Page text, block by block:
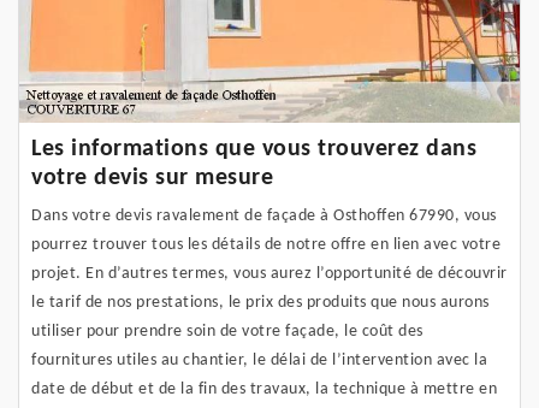
Les informations que vous trouverez dans
votre devis sur mesure
Dans votre devis ravalement de façade à Osthoffen 67990, vous
pourrez trouver tous les détails de notre offre en lien avec votre
projet. En d’autres termes, vous aurez l’opportunité de découvrir
le tarif de nos prestations, le prix des produits que nous aurons
utiliser pour prendre soin de votre façade, le coût des
fournitures utiles au chantier, le délai de l’intervention avec la
date de début et de la fin des travaux, la technique à mettre en